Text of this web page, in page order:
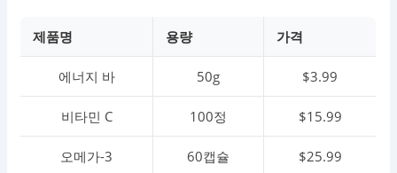
제품명 용량 가격
에너지 바 50g $3.99
비타민 C 100정 $15.99
오메가-3 60캡슐 $25.99